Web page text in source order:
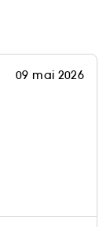
09 mai 2026